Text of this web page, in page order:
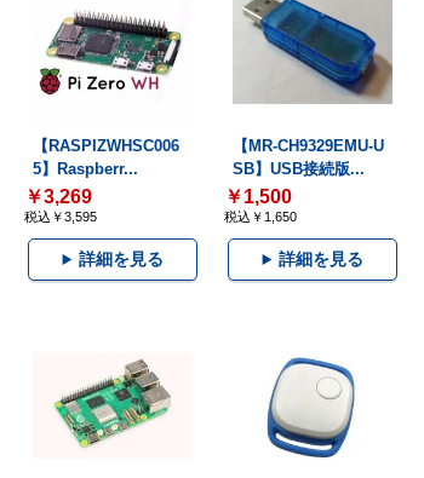
【RASPIZWHSC006
5】Raspberr...
￥3,269
税込￥3,595
詳細を見る
【MR-CH9329EMU-U
SB】USB接続版...
￥1,500
税込￥1,650
詳細を見る